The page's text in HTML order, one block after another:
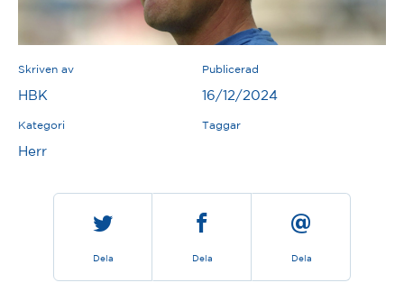
Skriven av
HBK
Publicerad
16/12/2024
Kategori
Herr
Taggar
Dela Dela Dela